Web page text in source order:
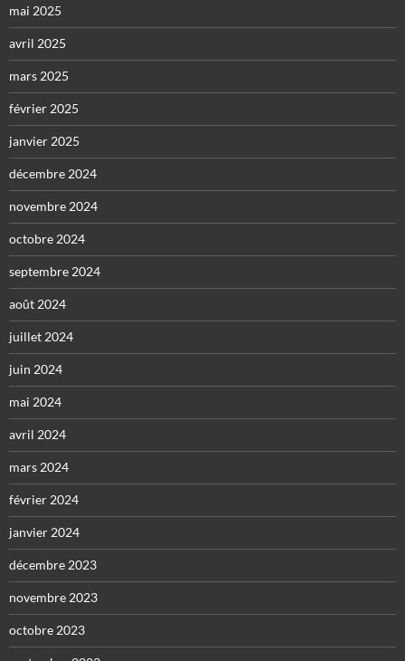
mai 2025
avril 2025
mars 2025
février 2025
janvier 2025
décembre 2024
novembre 2024
octobre 2024
septembre 2024
août 2024
juillet 2024
juin 2024
mai 2024
avril 2024
mars 2024
février 2024
janvier 2024
décembre 2023
novembre 2023
octobre 2023